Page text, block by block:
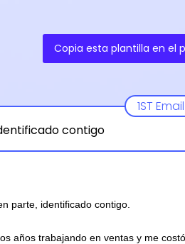
Copia esta plantilla en el
1ST Email
contigo
parte, identificado contigo.
años trabajando en ventas y me